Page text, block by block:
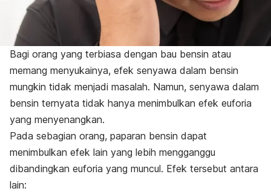
Bagi orang yang terbiasa dengan bau bensin atau
memang menyukainya, efek senyawa dalam bensin
mungkin tidak menjadi masalah. Namun, senyawa dalam
bensin ternyata tidak hanya menimbulkan efek euforia
yang menyenangkan.
Pada sebagian orang, paparan bensin dapat
menimbulkan efek lain yang lebih mengganggu
dibandingkan euforia yang muncul. Efek tersebut antara
lain: